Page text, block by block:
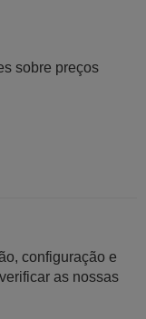
sobre preços
configuração e
as nossas